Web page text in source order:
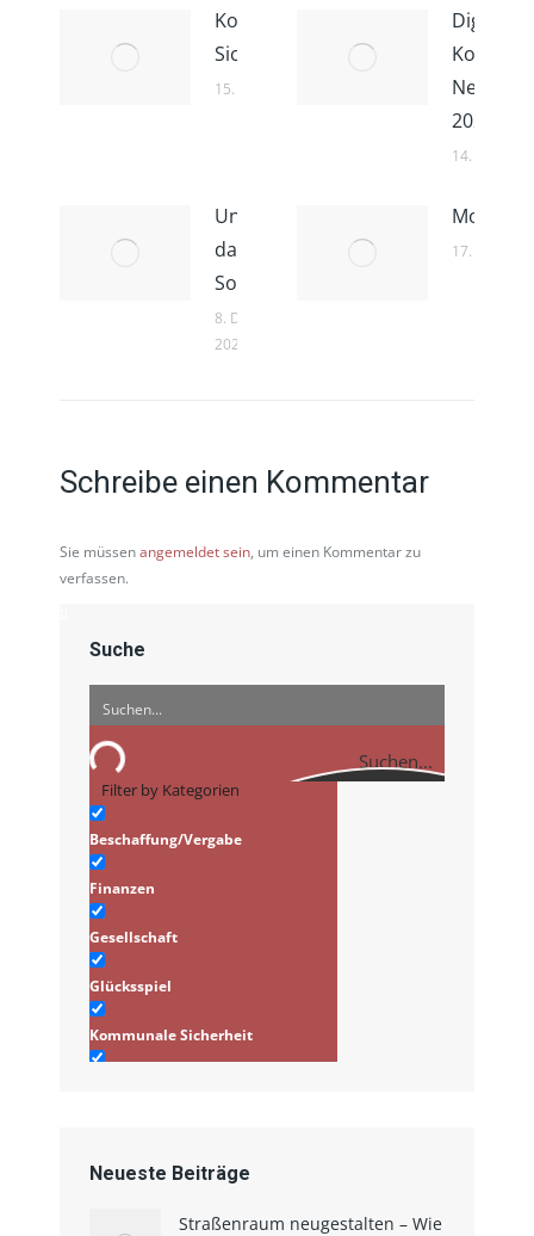
Kommunale IT-
Sicherheitsstrategien
15. Dezember 2021
Digital-
2021
14.
Unabhängig
dank Open
Source
8. Dezember
2021
17.
Schreibe einen Kommentar
Sie müssenangemeldet sein, um einen Kommentar zu
verfassen.
Suche
Suchen...
Filter by Kategorien
Beschaffung/Vergabe
Finanzen
Gesellschaft
Glücksspiel
Kommunale Sicherheit
Neueste Beiträge
Straßenraum neugestalten – Wie